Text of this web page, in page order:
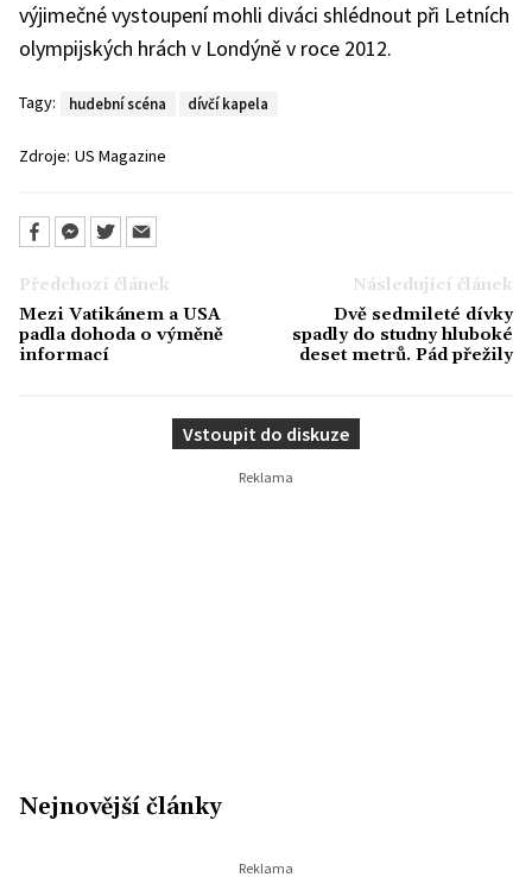
výjimečné vystoupení mohli diváci shlédnout při Letních
olympijských hrách v Londýně v roce 2012.
Tagy: hudební scéna dívčí kapela
Zdroje: US Magazine
Předchozí článek
Mezi Vatikánem a USA
padla dohoda o výměně
informací
Následující článek
Dvě sedmileté dívky
spadly do studny hluboké
deset metrů. Pád přežily
Vstoupit do diskuze
Nejnovější články